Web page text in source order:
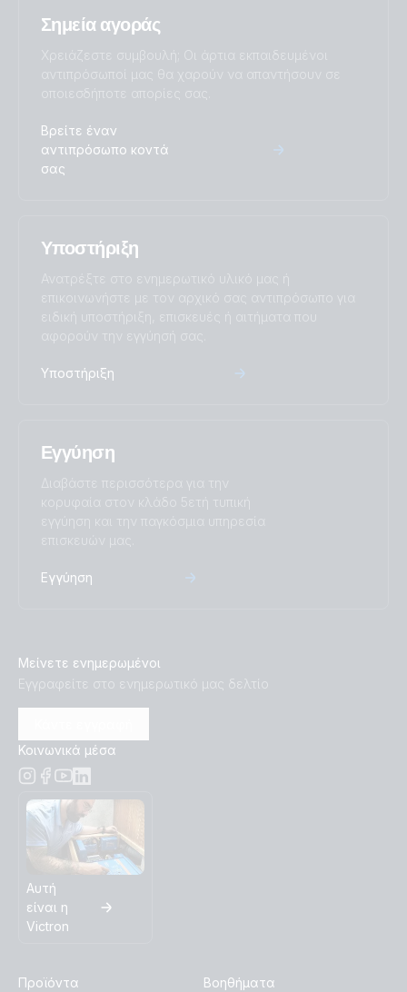
Σημεία αγοράς
Χρειάζεστε συμβουλή; Οι άρτια εκπαιδευμένοι
αντιπρόσωποί μας θα χαρούν να απαντήσουν σε
οποιεσδήποτε απορίες σας.
Βρείτε έναν
αντιπρόσωπο κοντά
σας
Υποστήριξη
Ανατρέξτε στο ενημερωτικό υλικό μας ή
επικοινωνήστε με τον αρχικό σας αντιπρόσωπο για
ειδική υποστήριξη, επισκευές ή αιτήματα που
αφορούν την εγγύησή σας.
Υποστήριξη
Εγγύηση
Διαβάστε περισσότερα για την
κορυφαία στον κλάδο 5ετή τυπική
εγγύηση και την παγκόσμια υπηρεσία
επισκευών μας.
Εγγύηση
Μείνετε ενημερωμένοι
Εγγραφείτε στο ενημερωτικό μας δελτίο
Κοινωνικά μέσα
Αυτή
είναι η
Victron
Προϊόντα
Βοηθήματα